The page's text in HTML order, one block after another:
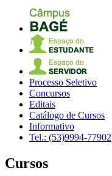
Processo Seletivo
Concursos
Editais
Catálogo de Cursos
Informativo
Tel.: (53)9994-77902
Cursos